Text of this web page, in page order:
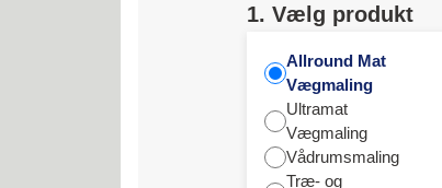
1. Vælg produkt
Allround Mat
Vægmaling
Ultramat
Vægmaling
Vådrumsmaling
Træ- og